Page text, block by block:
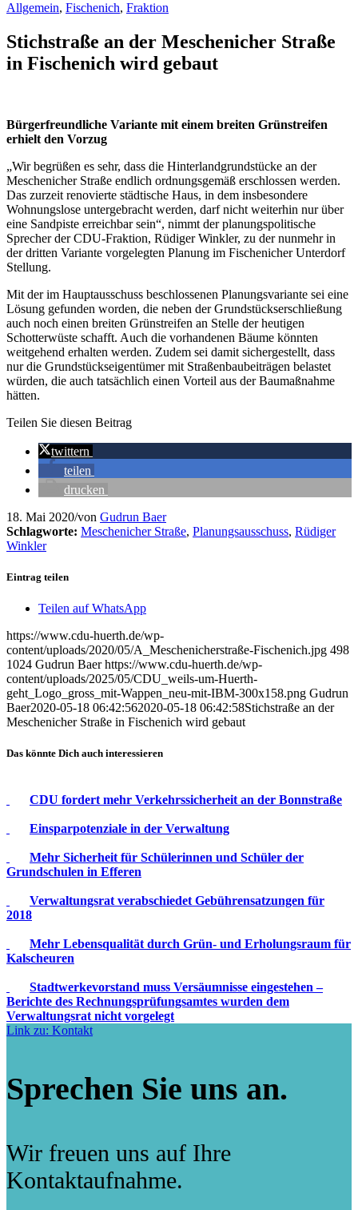
Allgemein, Fischenich, Fraktion
Stichstraße an der Meschenicher Straße
in Fischenich wird gebaut
Bürgerfreundliche Variante mit einem breiten Grünstreifen
erhielt den Vorzug
„Wir begrüßen es sehr, dass die Hinterlandgrundstücke an der
Meschenicher Straße endlich ordnungsgemäß erschlossen werden.
Das zurzeit renovierte städtische Haus, in dem insbesondere
Wohnungslose untergebracht werden, darf nicht weiterhin nur über
eine Sandpiste erreichbar sein“, nimmt der planungspolitische
Sprecher der CDU-Fraktion, Rüdiger Winkler, zu der nunmehr in
der dritten Variante vorgelegten Planung im Fischenicher Unterdorf
Stellung.
Mit der im Hauptausschuss beschlossenen Planungsvariante sei eine
Lösung gefunden worden, die neben der Grundstückserschließung
auch noch einen breiten Grünstreifen an Stelle der heutigen
Schotterwüste schafft. Auch die vorhandenen Bäume könnten
weitgehend erhalten werden. Zudem sei damit sichergestellt, dass
nur die Grundstückseigentümer mit Straßenbaubeiträgen belastet
würden, die auch tatsächlich einen Vorteil aus der Baumaßnahme
hätten.
Teilen Sie diesen Beitrag
twittern
teilen
drucken
18. Mai 2020/von Gudrun Baer
Schlagworte: Meschenicher Straße, Planungsausschuss, Rüdiger
Winkler
Eintrag teilen
Teilen auf WhatsApp
https://www.cdu-huerth.de/wp-
content/uploads/2020/05/A_Meschenicherstraße-Fischenich.jpg 498
1024 Gudrun Baer https://www.cdu-huerth.de/wp-
content/uploads/2025/05/CDU_weils-um-Huerth-
geht_Logo_gross_mit-Wappen_neu-mit-IBM-300x158.png Gudrun
Baer2020-05-18 06:42:562020-05-18 06:42:58Stichstraße an der
Meschenicher Straße in Fischenich wird gebaut
Das könnte Dich auch interessieren
CDU fordert mehr Verkehrssicherheit an der Bonnstraße
Einsparpotenziale in der Verwaltung
Mehr Sicherheit für Schülerinnen und Schüler der
Grundschulen in Efferen
Verwaltungsrat verabschiedet Gebührensatzungen für
2018
Mehr Lebensqualität durch Grün- und Erholungsraum für
Kalscheuren
Stadtwerkevorstand muss Versäumnisse eingestehen –
Berichte des Rechnungsprüfungsamtes wurden dem
Verwaltungsrat nicht vorgelegt
Link zu: Kontakt
Sprechen Sie uns an.
Wir freuen uns auf Ihre
Kontaktaufnahme.